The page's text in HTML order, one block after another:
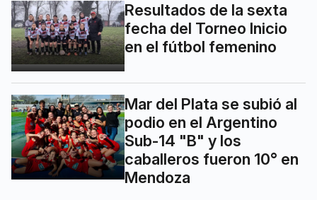
Resultados de la sexta
fecha del Torneo Inicio
en el fútbol femenino
Mar del Plata se subió al
podio en el Argentino
Sub-14 "B" y los
caballeros fueron 10° en
Mendoza